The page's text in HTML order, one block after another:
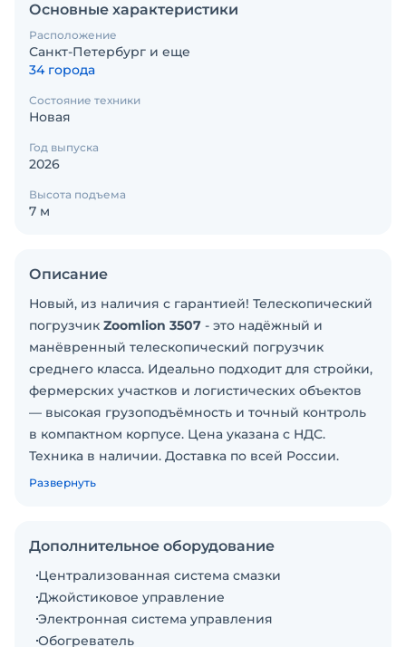
Основные характеристики
Расположение
Санкт-Петербург и еще
34 города
Состояние техники
Новая
Год выпуска
2026
Высота подъема
7 м
Описание
Новый, из наличия с гарантией! Телескопический
погрузчик Zoomlion 3507 - это надёжный и
манёвренный телескопический погрузчик
среднего класса. Идеально подходит для стройки,
фермерских участков и логистических объектов
— высокая грузоподъёмность и точный контроль
в компактном корпусе. Цена указана с НДС.
Техника в наличии. Доставка по всей России.
Возможна продажа в лизинг.
Габаритная ширина 2.25 м
Колесная база 2.98 м
Номинальная грузоподъемность 3500 кг
Макс. высота подъема 7 м
Развернуть
Дополнительное оборудование
Централизованная система смазки
Джойстиковое управление
Электронная система управления
Обогреватель